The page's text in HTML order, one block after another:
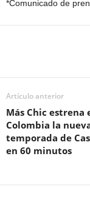
*Comunicado de
Artículo anterior
Más Chic estrena
Colombia la
temporada de
en 60 minutos